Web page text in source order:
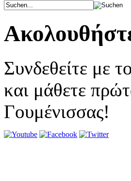
Συνδεθείτε με
και μάθετε
Γουμένισσας!